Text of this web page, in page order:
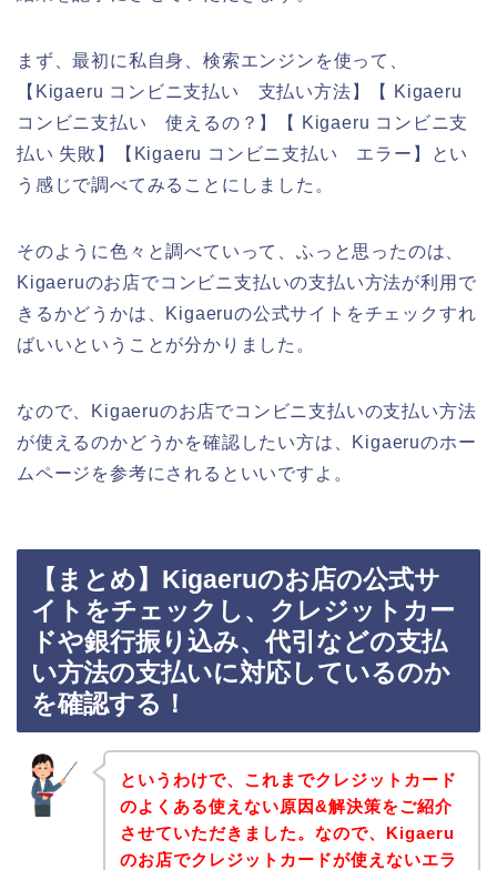
まず、最初に私自身、検索エンジンを使って、
【Kigaeru コンビニ支払い 支払い方法】【 Kigaeru
コンビニ支払い 使えるの？】【 Kigaeru コンビニ支
払い 失敗】【Kigaeru コンビニ支払い エラー】とい
う感じで調べてみることにしました。
そのように色々と調べていって、ふっと思ったのは、
Kigaeruのお店でコンビニ支払いの支払い方法が利用で
きるかどうかは、Kigaeruの公式サイトをチェックすれ
ばいいということが分かりました。
なので、Kigaeruのお店でコンビニ支払いの支払い方法
が使えるのかどうかを確認したい方は、Kigaeruのホー
ムページを参考にされるといいですよ。
【まとめ】Kigaeruのお店の公式サ
イトをチェックし、クレジットカー
ドや銀行振り込み、代引などの支払
い方法の支払いに対応しているのか
を確認する！
というわけで、これまでクレジットカード
のよくある使えない原因&解決策をご紹介
させていただきました。なので、Kigaeru
のお店でクレジットカードが使えないエラ